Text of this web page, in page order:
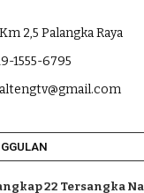
2,5 Palangka Raya
1555-6795
22 Tersangka